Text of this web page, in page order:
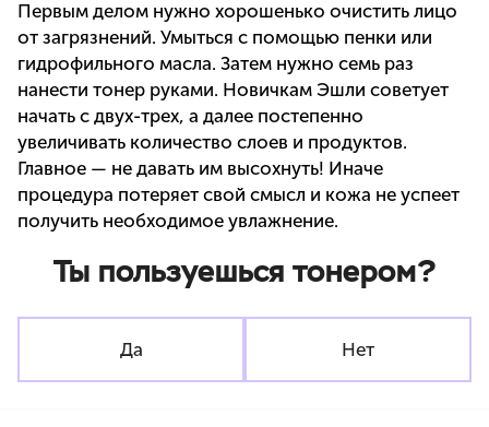
Первым делом нужно хорошенько очистить лицо
от загрязнений. Умыться с помощью пенки или
гидрофильного масла. Затем нужно семь раз
нанести тонер руками. Новичкам Эшли советует
начать с двух-трех, а далее постепенно
увеличивать количество слоев и продуктов.
Главное — не давать им высохнуть! Иначе
процедура потеряет свой смысл и кожа не успеет
получить необходимое увлажнение.
Ты пользуешься тонером?
Да Нет